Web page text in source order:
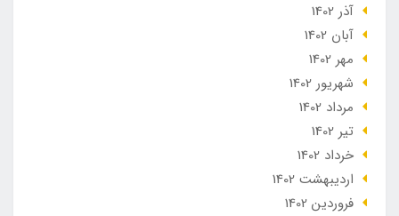
آذر 1402
آبان 1402
مهر 1402
شهریور 1402
مرداد 1402
تير 1402
خرداد 1402
ارديبهشت 1402
فروردین 1402